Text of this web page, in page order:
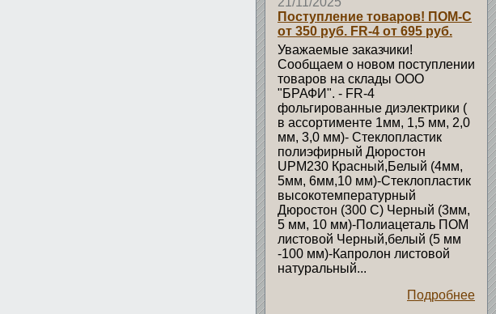
Поступление товаров! ПОМ-С
от 350 руб. FR-4 от 695 руб.
Уважаемые заказчики!
Сообщаем о новом поступлении
товаров на склады ООО
"БРАФИ". - FR-4
фольгированные диэлектрики (
в ассортименте 1мм, 1,5 мм, 2,0
мм, 3,0 мм)- Стеклопластик
полиэфирный Дюростон
UPM230 Красный,Белый (4мм,
5мм, 6мм,10 мм)-Стеклопластик
высокотемпературный
Дюростон (300 С) Черный (3мм,
5 мм, 10 мм)-Полиацеталь ПОМ
листовой Черный,белый (5 мм
-100 мм)-Капролон листовой
натуральный...
Подробнее